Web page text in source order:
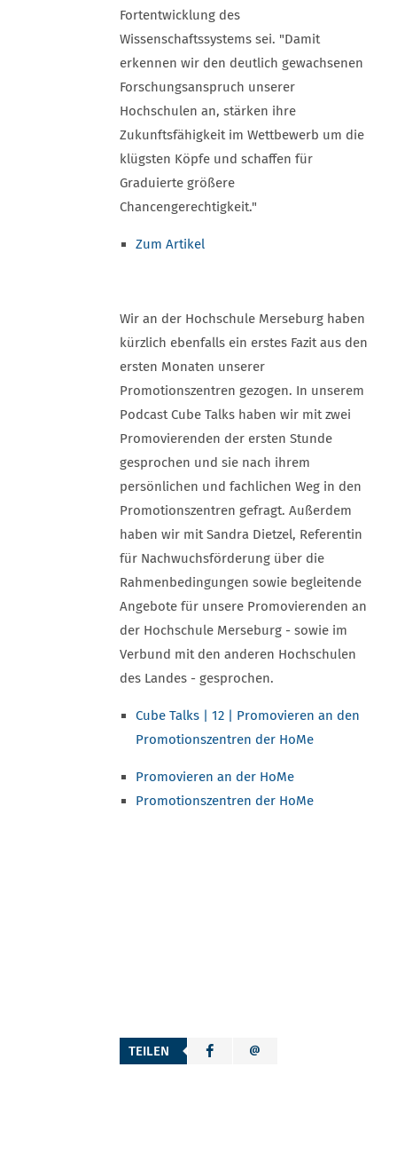
Fortentwicklung des
Wissenschaftssystems sei. "Damit
erkennen wir den deutlich gewachsenen
Forschungsanspruch unserer
Hochschulen an, stärken ihre
Zukunftsfähigkeit im Wettbewerb um die
klügsten Köpfe und schaffen für
Graduierte größere
Chancengerechtigkeit."
Zum Artikel
Wir an der Hochschule Merseburg haben
kürzlich ebenfalls ein erstes Fazit aus den
ersten Monaten unserer
Promotionszentren gezogen. In unserem
Podcast Cube Talks haben wir mit zwei
Promovierenden der ersten Stunde
gesprochen und sie nach ihrem
persönlichen und fachlichen Weg in den
Promotionszentren gefragt. Außerdem
haben wir mit Sandra Dietzel, Referentin
für Nachwuchsförderung über die
Rahmenbedingungen sowie begleitende
Angebote für unsere Promovierenden an
der Hochschule Merseburg - sowie im
Verbund mit den anderen Hochschulen
des Landes - gesprochen.
Cube Talks | 12 | Promovieren an den
Promotionszentren der HoMe
Promovieren an der HoMe
Promotionszentren der HoMe
TEILEN